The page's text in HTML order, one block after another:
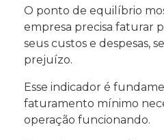
O ponto de equilíbrio
empresa precisa faturar
seus custos e despesas,
prejuízo.
Esse indicador é
faturamento mínimo
operação funcionando.